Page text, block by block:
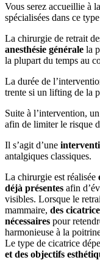
Vous serez accueillie à
spécialisées dans ce
La chirurgie de retrait
anesthésie générale la
la plupart du temps au
La durée de
trente si un lifting de la
Suite à l’intervention, un
afin de limiter le risque
Il s’agit d’une
antalgiques classiques.
La chirurgie est réalisée
déjà présentes afin
visibles. Lorsque le
mammaire, des
nécessaires pour
harmonieuse à la
Le type de cicatrice
et des objectifs